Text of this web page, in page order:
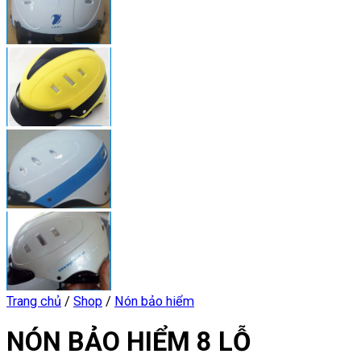
Trang chủ / Shop / Nón bảo hiểm
NÓN BẢO HIỂM 8 LỖ